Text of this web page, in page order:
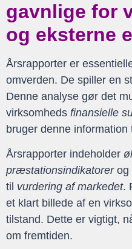
gavnlige for
og eksterne
Årsrapporter er
omverden. De spiller en
Denne analyse gør det
virksomheds finansielle
bruger denne information
Årsrapporter indeholder
præstationsindikatorerog
til vurdering af markedet.
et klart billede af en
tilstand. Dette er vigtigt,
om fremtiden.